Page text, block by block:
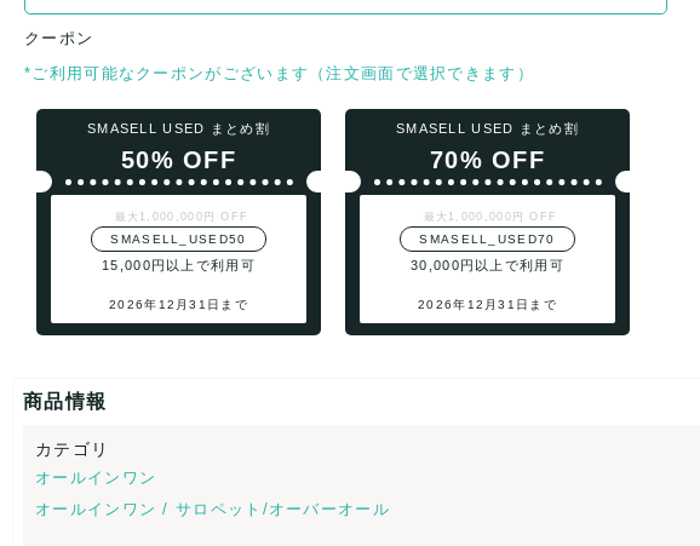
クーポン
*ご利用可能なクーポンがございます（注文画面で選択できます）
SMASELL USED まとめ割
50% OFF
最大1,000,000円 OFF
SMASELL_USED50
15,000円以上で利用可
2026年12月31日まで
SMASELL USED まとめ割
70% OFF
最大1,000,000円 OFF
SMASELL_USED70
30,000円以上で利用可
2026年12月31日まで
商品情報
カテゴリ
オールインワン
オールインワン / サロペット/オーバーオール